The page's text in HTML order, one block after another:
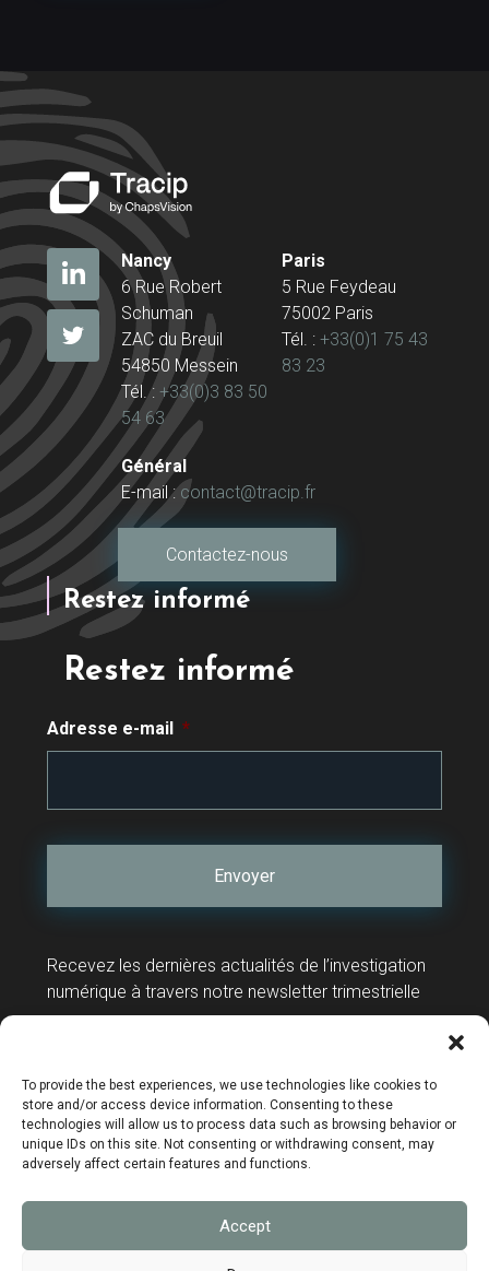
To provide the best experiences, we use technologies like cookies to
store and/or access device information. Consenting to these
technologies will allow us to process data such as browsing behavior or
unique IDs on this site. Not consenting or withdrawing consent, may
adversely affect certain features and functions.
Accept
Nancy
6 Rue Robert
Schuman
ZAC du Breuil
54850 Messein
Tél. : +33(0)3 83 50
54 63
Paris
5 Rue Feydeau
75002 Paris
Tél. : +33(0)1 75 43
83 23
Général
E-mail :contact@tracip.fr
Contactez-nous
Restez informé
Restez informé
Adresse e-mail *
Recevez les dernières actualités de l’investigation
numérique à travers notre newsletter trimestrielle
Mentions légales
Politique de confidentialité